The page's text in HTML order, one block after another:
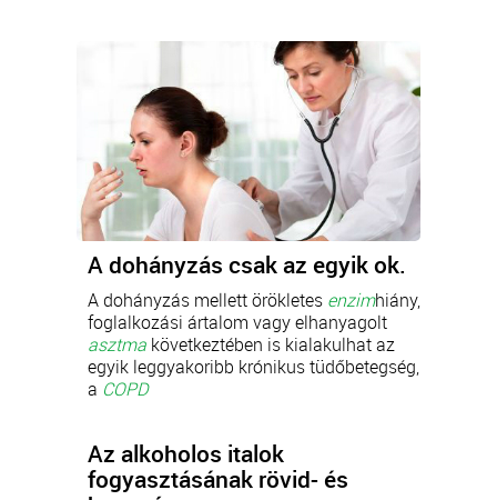
A dohányzás csak az egyik ok.
A dohányzás mellett örökletes enzimhiány,
foglalkozási ártalom vagy elhanyagolt
asztma következtében is kialakulhat az
egyik leggyakoribb krónikus tüdőbetegség,
a COPD
Az alkoholos italok
fogyasztásának rövid- és